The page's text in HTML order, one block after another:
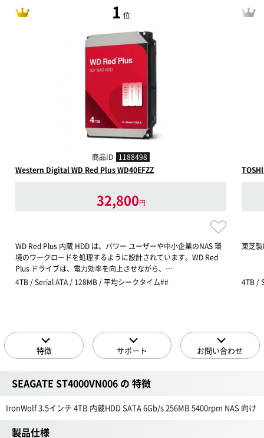
1 位
商品ID 1188498
Western Digital WD Red Plus WD40EFZZ
32,800円
WD Red Plus 内蔵 HDD は、パワー ユーザーや中小企業のNAS 環
境のワークロードを処理するように設計されています。WD Red
Plus ドライブは、電力効率を向上させながら、…
4TB / Serial ATA / 128MB / 平均シークタイム##
東芝
4TB /
特徴 サポート お問い合わせ
SEAGATE ST4000VN006 の 特徴
IronWolf 3.5インチ 4TB 内蔵HDD SATA 6Gb/s 256MB 5400rpm NAS 向け
製品仕様